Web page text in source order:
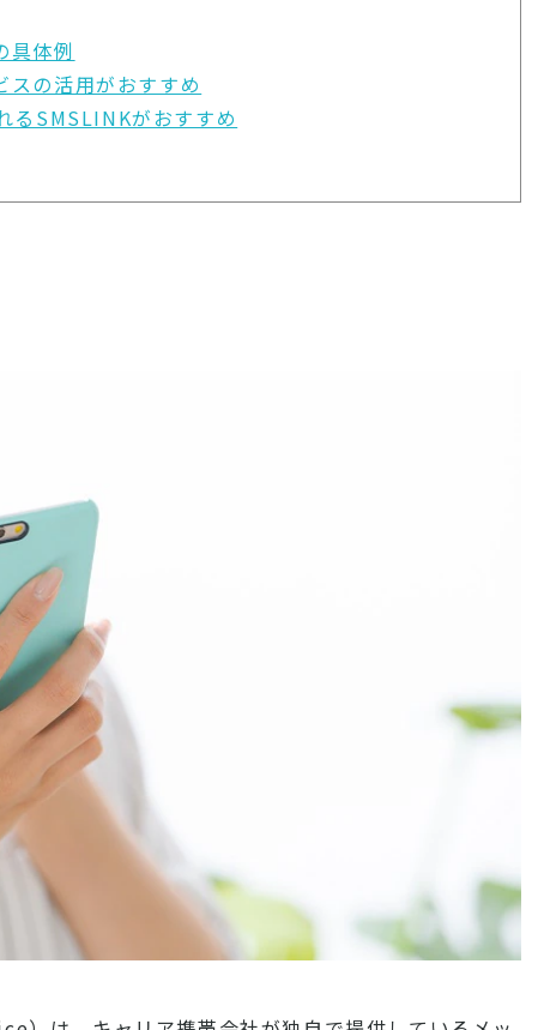
具体例
スの活用がおすすめ
るSMSLINKがおすすめ